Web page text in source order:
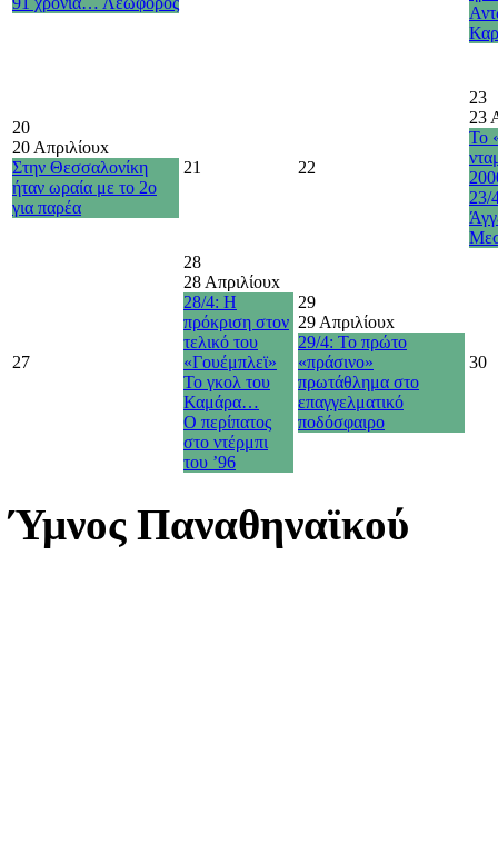
20
20 Απριλίουx
Στην Θεσσαλονίκη
ήταν ωραία με το 2ο
για παρέα
21 22
23
23
Το
23/
27
28
28 Απριλίουx
28/4: Η
πρόκριση στον
τελικό του
«Γουέμπλεϊ»
Το γκολ του
Καμάρα…
O περίπατος
στο ντέρμπι
του ’96
29
29 Απριλίουx
29/4: Το πρώτο
«πράσινο»
πρωτάθλημα στο
επαγγελματικό
ποδόσφαιρο
30
Ύμνος Παναθηναϊκού